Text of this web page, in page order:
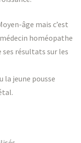
âge mais c’est
homéopathe
ses résultats sur les
la jeune pousse